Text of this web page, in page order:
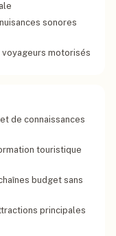
sonores
motorisés
de connaissances
touristique
budget sans
principales